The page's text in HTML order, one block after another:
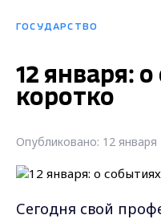
ГОСУДАРСТВО
12 января:
коротко
Опубликовано: 12 января
Сегодня свой